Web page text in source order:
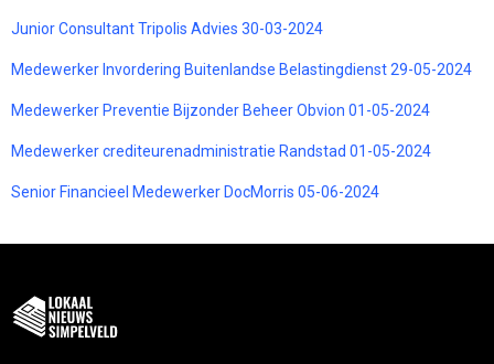
Junior Consultant Tripolis Advies 30-03-2024
Medewerker Invordering Buitenlandse Belastingdienst 29-05-2024
Medewerker Preventie Bijzonder Beheer Obvion 01-05-2024
Medewerker crediteurenadministratie Randstad 01-05-2024
Senior Financieel Medewerker DocMorris 05-06-2024